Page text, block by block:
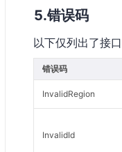
错误码
以下仅列出了接
错误码
InvalidRegion
InvalidId